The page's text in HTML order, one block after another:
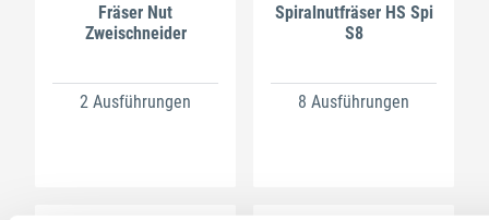
Fräser Nut
Zweischneider
2 Ausführungen
Spiralnutfräser HS Spi
S8
8 Ausführungen